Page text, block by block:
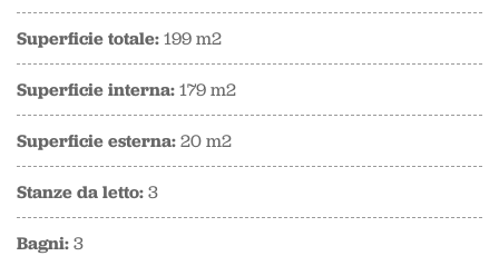
Superficie totale:199 m2
Superficie interna: 179 m2
Superficie esterna: 20 m2
Stanze da letto: 3
Bagni: 3